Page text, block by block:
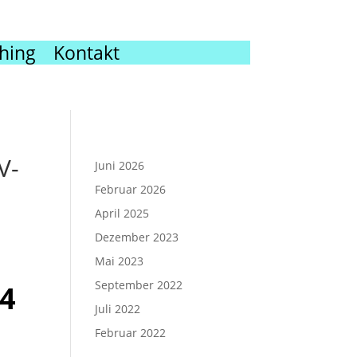
Kontakt
Juni 2026
Februar 2026
April 2025
Dezember 2023
Mai 2023
September 2022
Juli 2022
Februar 2022